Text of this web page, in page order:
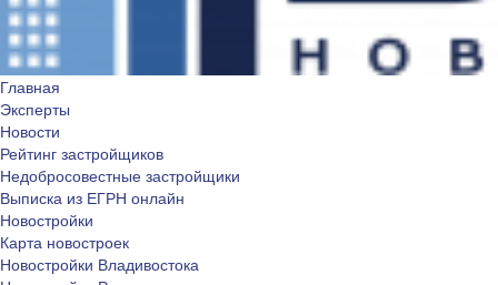
Главная
Эксперты
Новости
Рейтинг застройщиков
Недобросовестные застройщики
Выписка из ЕГРН онлайн
Новостройки
Карта новостроек
Новостройки Владивостока